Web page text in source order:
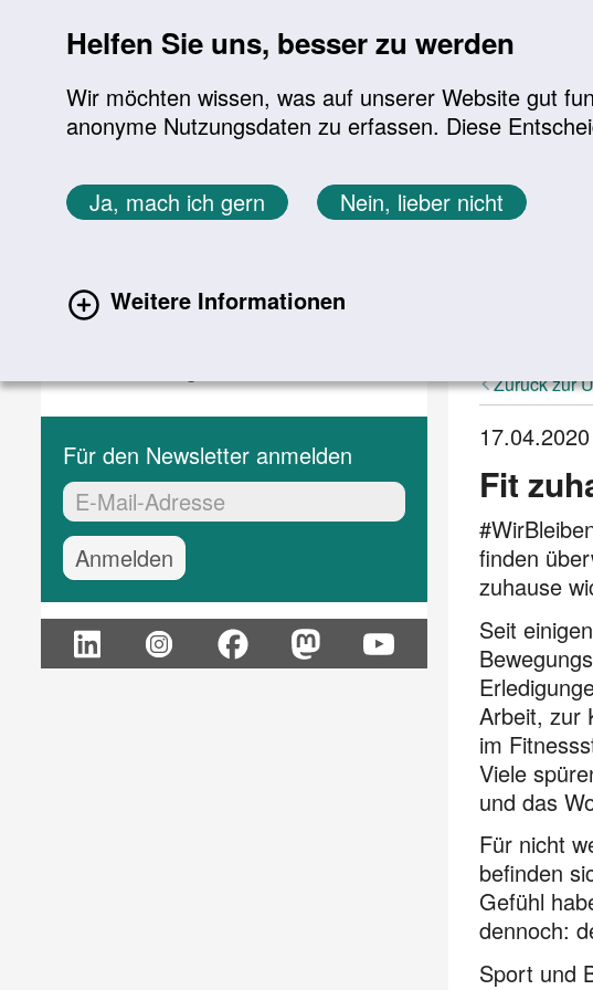
Helfen Sie uns, besser zu werden
Wir möchten wissen, was auf unserer Website gut
anonyme Nutzungsdaten zu erfassen. Diese
Ja, mach ich gern Nein, lieber nicht
Weitere Informationen
Sie befinden sich hier:
Startseite Aktuelles Aktuelle Meldungen
Aktuelle Meldungen
Für den Newsletter anmelden
EMail-Adresse:*
Zurück zur
17.04.2020
Fit
finden
zuhause
Seit
Arbeit, zur
im
Viele
und das
Für nicht
befinden
Gefühl
dennoch:
Sport und